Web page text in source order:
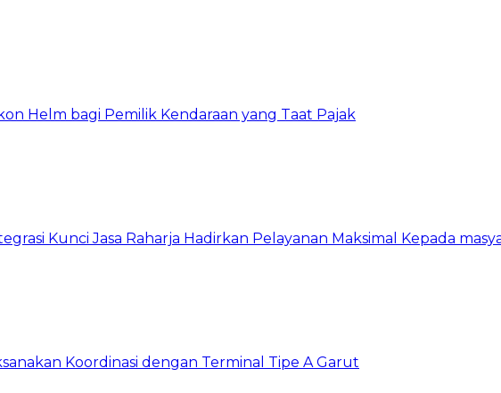
Helm bagi Pemilik Kendaraan yang Taat Pajak
Kunci Jasa Raharja Hadirkan Pelayanan Maksimal Kepada
Koordinasi dengan Terminal Tipe A Garut